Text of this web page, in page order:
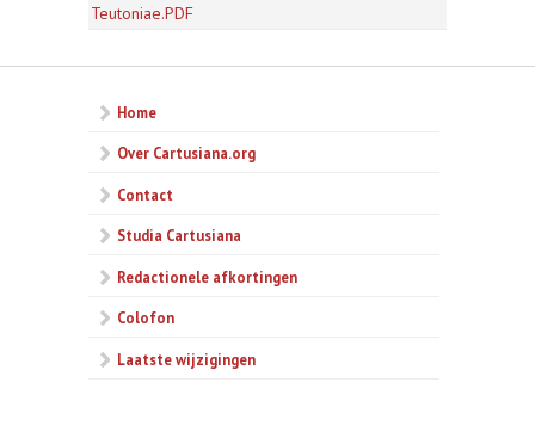
Teutoniae.PDF
Home
Over Cartusiana.org
Contact
Studia Cartusiana
Redactionele afkortingen
Colofon
Laatste wijzigingen